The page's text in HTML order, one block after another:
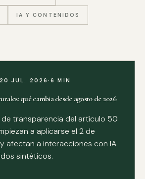
IA Y CONTENIDOS
20 JUL. 2026·6 MIN
qué cambia desde agosto de 2026
transparencia del artículo 50
a aplicarse el 2 de
afectan a interacciones con IA
sintéticos.